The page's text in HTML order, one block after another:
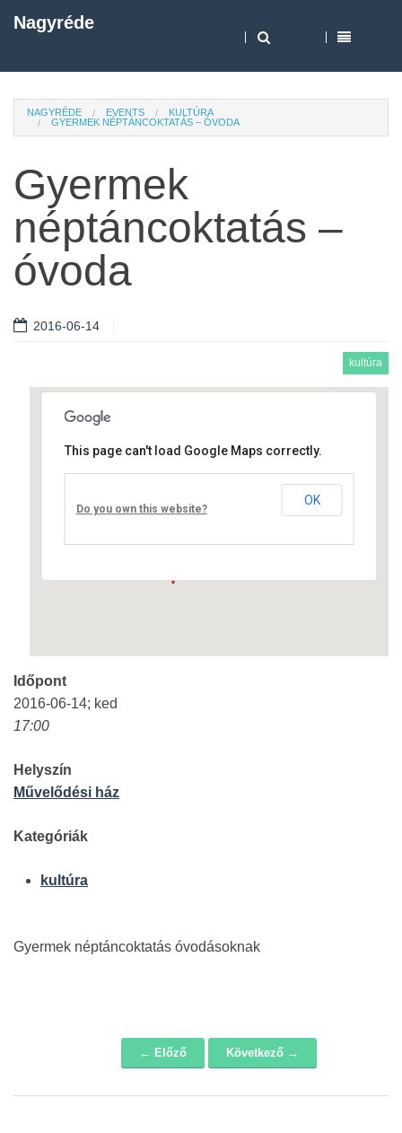
Nagyréde
NAGYRÉDE EVENTS
KULTÚRA
GYERMEK NÉPTÁNCOKTATÁS – ÓVODA
Gyermek
néptáncoktatás –
óvoda
2016-06-14
kultúra
Művelődési ház
Fő út 8 - Nagyréde
This page can't load Google Maps correctly.
Do you own this website?
OK
Időpont
2016-06-14; ked
17:00
Helyszín
Művelődési ház
Kategóriák
kultúra
Gyermek néptáncoktatás óvodásoknak
← Előző Következő →